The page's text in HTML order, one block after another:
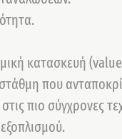
κατασκευή
που
πιο σύγχρονες